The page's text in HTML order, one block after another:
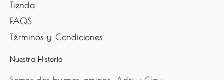
Tienda
FAQS
Términos y Condiciones
Nuestra Historia